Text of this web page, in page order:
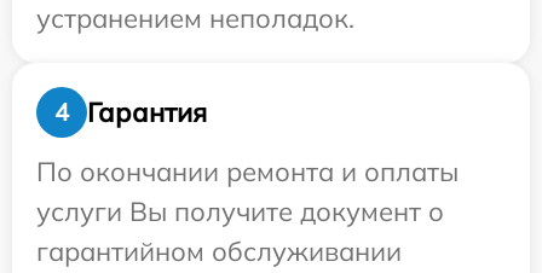
устранением неполадок.
4
Гарантия
По окончании ремонта и оплаты
услуги Вы получите документ о
гарантийном обслуживании